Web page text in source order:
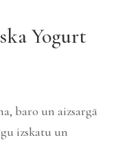
Yogurt
baro un aizsargā
izskatu un